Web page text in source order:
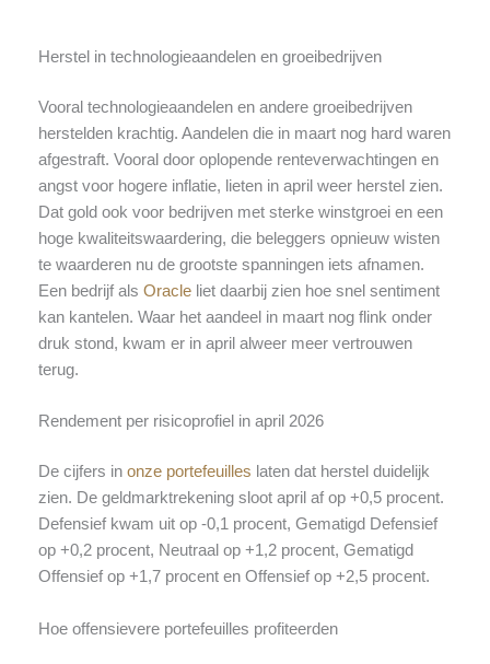
Herstel in technologieaandelen en groeibedrijven
Vooral technologieaandelen en andere groeibedrijven
herstelden krachtig. Aandelen die in maart nog hard waren
afgestraft. Vooral door oplopende renteverwachtingen en
angst voor hogere inflatie, lieten in april weer herstel zien.
Dat gold ook voor bedrijven met sterke winstgroei en een
hoge kwaliteitswaardering, die beleggers opnieuw wisten
te waarderen nu de grootste spanningen iets afnamen.
Een bedrijf als Oracle liet daarbij zien hoe snel sentiment
kan kantelen. Waar het aandeel in maart nog flink onder
druk stond, kwam er in april alweer meer vertrouwen
terug.
Rendement per risicoprofiel in april 2026
De cijfers in onze portefeuilles laten dat herstel duidelijk
zien. De geldmarktrekening sloot april af op +0,5 procent.
Defensief kwam uit op -0,1 procent, Gematigd Defensief
op +0,2 procent, Neutraal op +1,2 procent, Gematigd
Offensief op +1,7 procent en Offensief op +2,5 procent.
Hoe offensievere portefeuilles profiteerden